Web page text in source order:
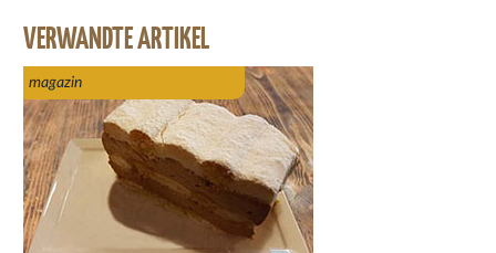
VERWANDTE ARTIKEL
magazin